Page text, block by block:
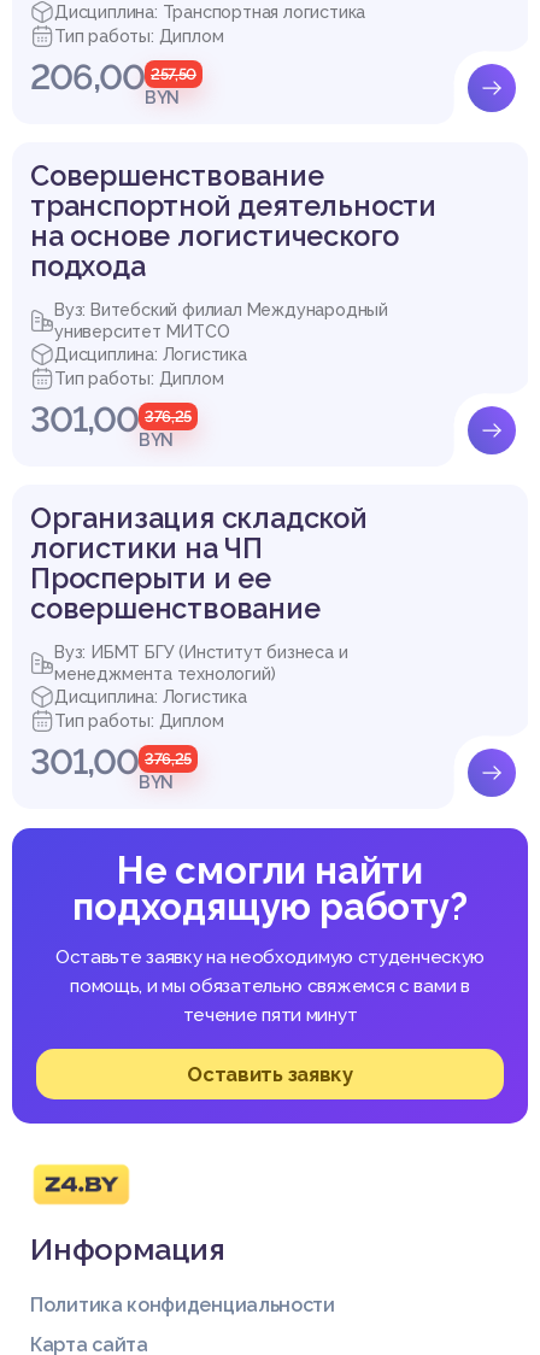
Дисциплина: Транспортная логистика
Тип работы: Диплом
206,00 257,50
BYN
Совершенствование
транспортной деятельности
на основе логистического
подхода
Вуз: Витебский филиал Международный
университет МИТСО
Дисциплина: Логистика
Тип работы: Диплом
301,00 376,25
BYN
Организация складской
логистики на ЧП
Просперыти и ее
совершенствование
Вуз: ИБМТ БГУ (Институт бизнеса и
менеджмента технологий)
Дисциплина: Логистика
Тип работы: Диплом
301,00 376,25
BYN
Не смогли найти
подходящую работу?
Оставьте заявку на необходимую студенческую
помощь, и мы обязательно свяжемся с вами в
течение пяти минут
Оставить заявку
Информация
Политика конфиденциальности
Карта сайта